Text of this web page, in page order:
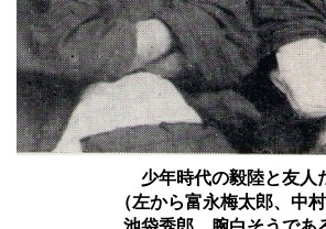
少年時代の毅陸と友人
（左から富永梅太郎、中村